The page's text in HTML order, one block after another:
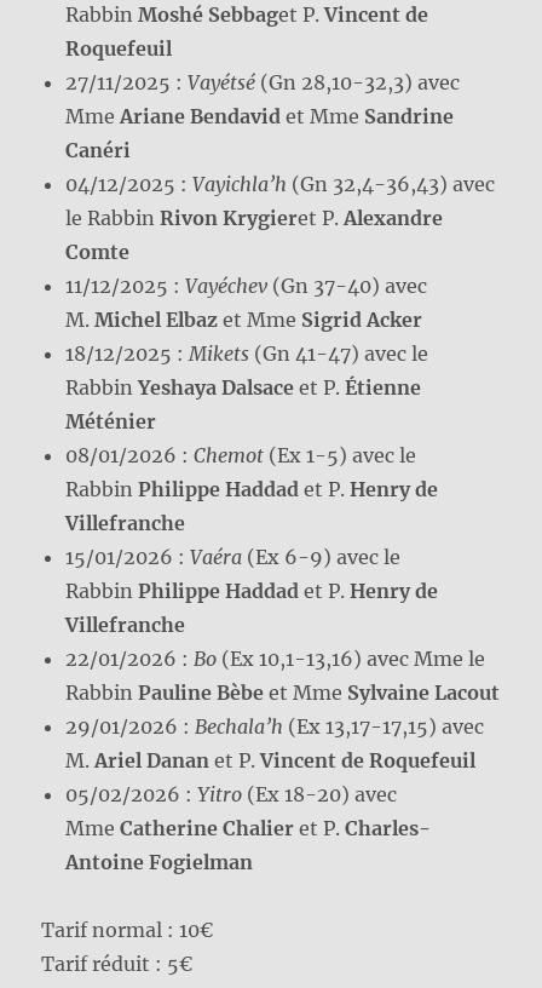
RabbinMoshé Sebbaget P.Vincent de
Roquefeuil
27/11/2025 :Vayétsé (Gn 28,10-32,3) avec
Mme Ariane Bendavidet Mme Sandrine
Canéri
04/12/2025 :Vayichla’h (Gn 32,4-36,43) avec
le RabbinRivon Krygieret P. Alexandre
Comte
11/12/2025 :Vayéchev (Gn 37-40) avec
M.Michel Elbaz et Mme Sigrid Acker
18/12/2025 : Mikets (Gn 41-47) avec le
RabbinYeshaya Dalsace et P.Étienne
Méténier
08/01/2026 :Chemot (Ex 1-5) avec le
Rabbin Philippe Haddad et P.Henry de
Villefranche
15/01/2026 :Vaéra (Ex 6-9) avec le
RabbinPhilippe Haddad et P.Henry de
Villefranche
22/01/2026 : Bo (Ex 10,1-13,16) avec Mme le
RabbinPauline Bèbe et Mme Sylvaine Lacout
29/01/2026 : Bechala’h (Ex 13,17-17,15) avec
M. Ariel Dananet P.Vincent de Roquefeuil
05/02/2026 :Yitro (Ex 18-20) avec
MmeCatherine Chalier et P.Charles-
Antoine Fogielman
Tarif normal : 10€
Tarif réduit : 5€